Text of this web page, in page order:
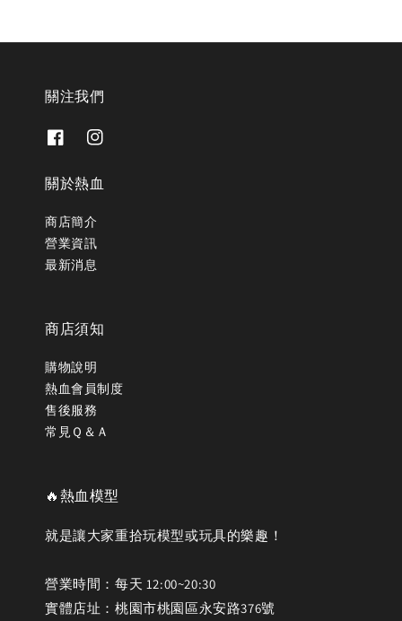
關注我們
關於熱血
商店簡介
營業資訊
最新消息
商店須知
購物說明
熱血會員制度
售後服務
常見Ｑ＆Ａ
🔥熱血模型
就是讓大家重拾玩模型或玩具的樂趣！
營業時間：每天 12:00~20:30
實體店址：桃園市桃園區永安路376號